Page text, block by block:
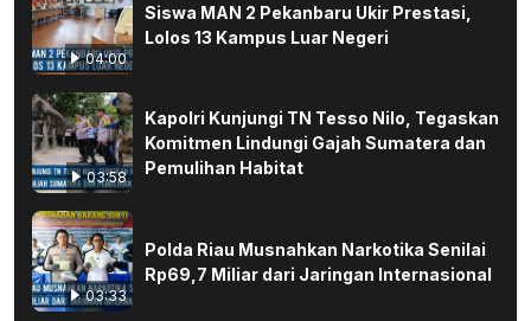
04:00
Siswa MAN 2 Pekanbaru Ukir Prestasi,
Lolos 13 Kampus Luar Negeri
03:58
Kapolri Kunjungi TN Tesso Nilo, Tegaskan
Komitmen Lindungi Gajah Sumatera dan
Pemulihan Habitat
03:33
Polda Riau Musnahkan Narkotika Senilai
Rp69,7 Miliar dari Jaringan Internasional